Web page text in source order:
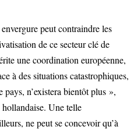
peut contraindre les
de ce secteur clé de
une coordination européenne,
à des situations catastrophiques,
n’existera bientôt plus »,
Une telle
ne peut se concevoir qu’à